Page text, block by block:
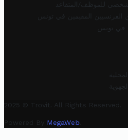
للموظف/المتقاعد
الفرنسيين المقيمين في تونس
في تونس
2025 © Trovit. All Rights Reserved.
Powered By MegaWeb